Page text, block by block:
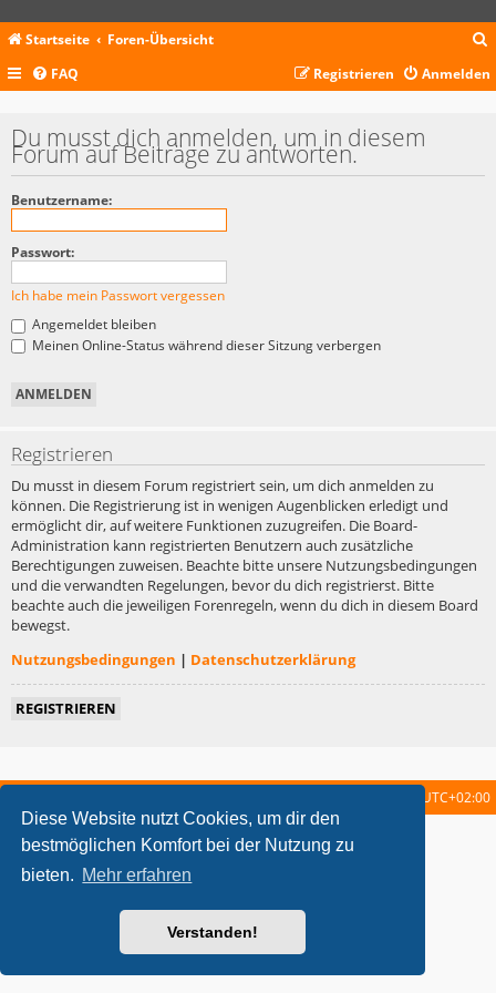
Diese Website nutzt Cookies, um dir den
bestmöglichen Komfort bei der Nutzung zu
bieten. Mehr erfahren
Verstanden!
Startseite Foren-Übersicht
c
FAQ Anmelden
Registrieren
Du musst dich anmelden, um in diesem
Forum auf Beiträge zu antworten.
Benutzername:
Passwort:
Ich habe mein Passwort vergessen
Angemeldet bleiben
Meinen Online-Status während dieser Sitzung verbergen
Registrieren
Du musst in diesem Forum registriert sein, um dich anmelden zu
können. Die Registrierung ist in wenigen Augenblicken erledigt und
ermöglicht dir, auf weitere Funktionen zuzugreifen. Die Board-
Administration kann registrierten Benutzern auch zusätzliche
Berechtigungen zuweisen. Beachte bitte unsere Nutzungsbedingungen
und die verwandten Regelungen, bevor du dich registrierst. Bitte
beachte auch die jeweiligen Forenregeln, wenn du dich in diesem Board
bewegst.
Nutzungsbedingungen | Datenschutzerklärung
REGISTRIEREN
UTC+02:00
metrolike style by Eric Seguin Updated for phpBB3.2 by
Powered byphpBB ® Forum Software © phpBB Limited
Deutsche Übersetzung durch